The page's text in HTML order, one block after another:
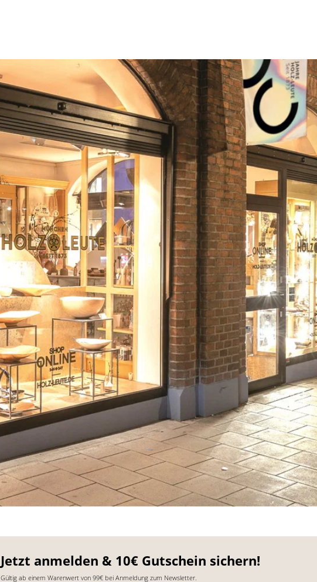
Jetzt anmelden & 10€ Gutschein sichern!
Gültig ab einem Warenwert von 99€ bei Anmeldung zum Newsletter.